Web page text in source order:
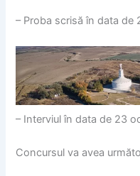
– Proba scrisă în data de
– Interviul în data de 23
Concursul va avea